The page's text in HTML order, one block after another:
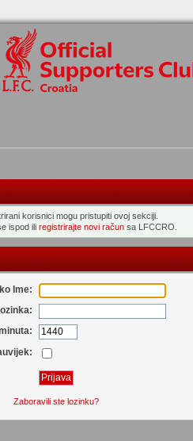
korisnici mogu pristupiti ovoj sekciji.
ispod ili registrirajte novi računsa LFCCRO.
Ime:
Zaboravili ste lozinku?